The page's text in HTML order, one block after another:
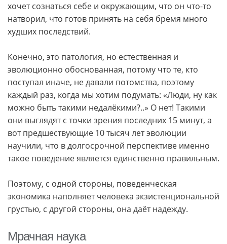
хочет сознаться себе и окружающим, что он что-то
натворил, что готов принять на себя бремя много
худших последствий.
Конечно, это патология, но естественная и
эволюционно обоснованная, потому что те, кто
поступал иначе, не давали потомства, поэтому
каждый раз, когда мы хотим подумать: «Люди, ну как
можно быть такими недалёкими?..» О нет! Такими
они выглядят с точки зрения последних 15 минут, а
вот предшествующие 10 тысяч лет эволюции
научили, что в долгосрочной перспективе именно
такое поведение является единственно правильным.
Поэтому, с одной стороны, поведенческая
экономика наполняет человека экзистенциональной
грустью, с другой стороны, она даёт надежду.
Мрачная наука